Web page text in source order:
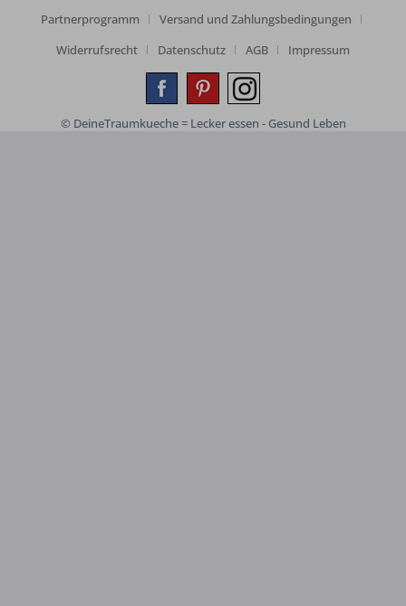
Partnerprogramm
Versand und Zahlungsbedingungen
Widerrufsrecht
Datenschutz AGB Impressum
© DeineTraumkueche = Lecker essen - Gesund Leben